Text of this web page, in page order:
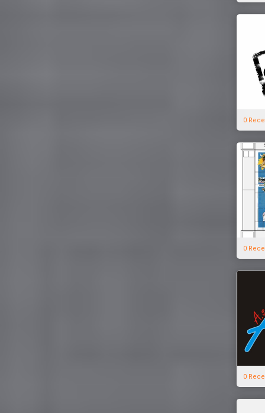
0
0
0